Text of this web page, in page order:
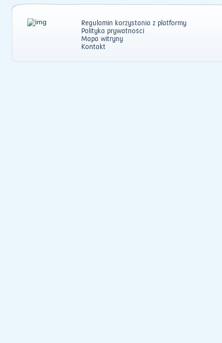
Regulamin korzystania z platformy
Polityka prywatności
Mapa witryny
Kontakt